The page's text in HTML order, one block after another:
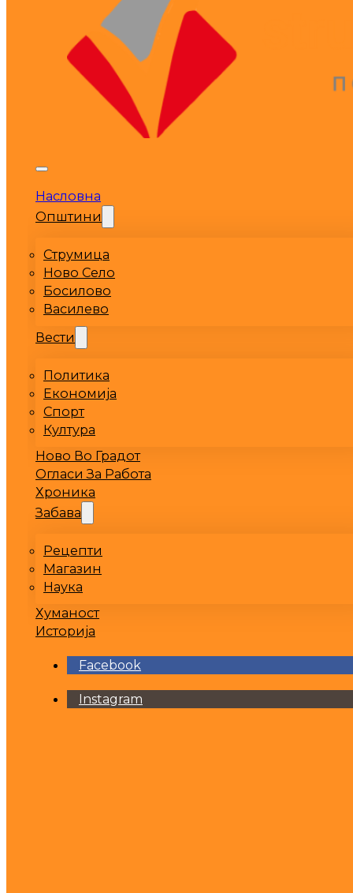
Насловна
Општини
Струмица
Ново Село
Босилово
Василево
Вести
Политика
Економија
Спорт
Култура
Ново Во Градот
Огласи За Работа
Хроника
Забава
Рецепти
Магазин
Наука
Хуманост
Историја
Facebook
Instagram